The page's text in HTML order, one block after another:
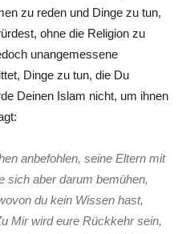
zu reden und Dinge zu tun,
ohne die Religion zu
unangemessene
Dinge zu tun, die Du
Deinen Islam nicht, um ihnen
anbefohlen, seine Eltern mit
sich aber darum bemühen,
du kein Wissen hast,
Mir wird eure Rückkehr sein,